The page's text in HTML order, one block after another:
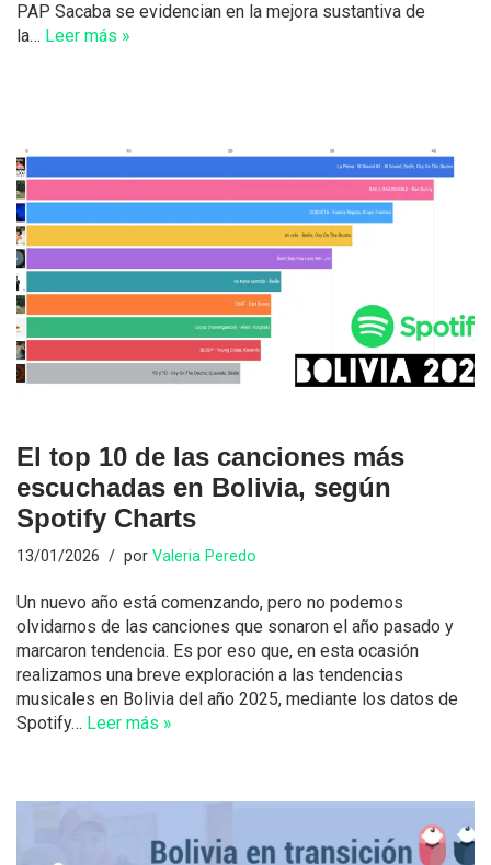
PAP Sacaba se evidencian en la mejora sustantiva de
la… Leer más »
El top 10 de las canciones más
escuchadas en Bolivia, según
Spotify Charts
13/01/2026 por Valeria Peredo
Un nuevo año está comenzando, pero no podemos
olvidarnos de las canciones que sonaron el año pasado y
marcaron tendencia. Es por eso que, en esta ocasión
realizamos una breve exploración a las tendencias
musicales en Bolivia del año 2025, mediante los datos de
Spotify… Leer más »